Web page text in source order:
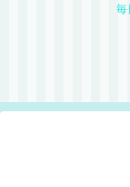
毎